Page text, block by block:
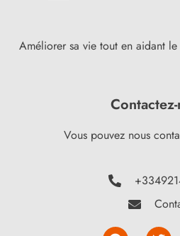
Améliorer sa vie tout en aidant
Vous pouvez nous